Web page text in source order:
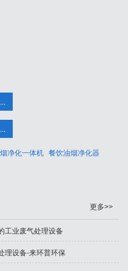
净化一体机 餐饮油烟净化器
更多>>
工业废气处理设备
理设备-来环普环保